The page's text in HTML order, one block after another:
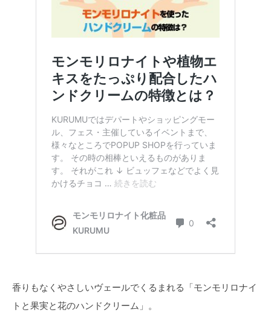
香りもなくやさしいヴェールでくるまれる「モンモリロナイ
トと果実と花のハンドクリーム」。